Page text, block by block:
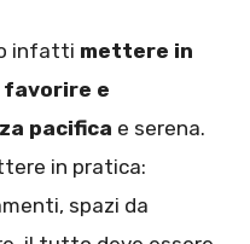
infatti mettere in
e
pacifica e serena.
in pratica:
spazi da